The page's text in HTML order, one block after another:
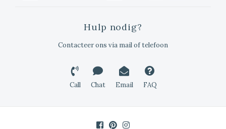
Hulp nodig?
Contacteer ons via mail of telefoon
Call Chat Email FAQ